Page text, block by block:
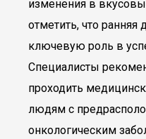
изменения в
отметить, что ранняя
ключевую роль в
Специалисты
проходить
людям с
онкологическим